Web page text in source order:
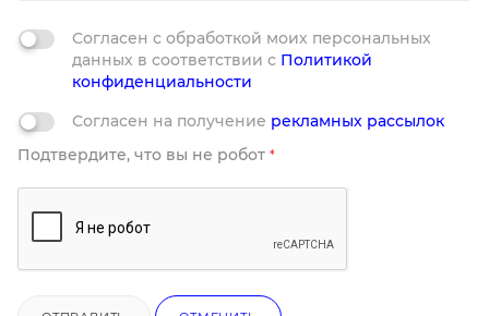
Согласен с обработкой моих персональных
данных в соответствии с Политикой
конфиденциальности
Согласен на получение рекламных рассылок
Подтвердите, что вы не робот *